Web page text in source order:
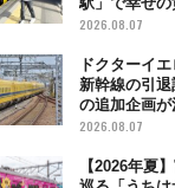
チに願いを
「島原鉄道」
2026.08.07
ドクターイ
新幹線の引
の追加企画
験やグッズ・
2026.08.07
【2026年夏